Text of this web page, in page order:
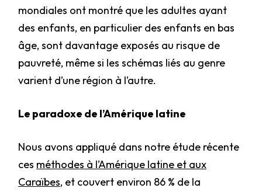
mondiales ont montré que les adultes ayant
des enfants, en particulier des enfants en bas
âge, sont davantage exposés au risque de
pauvreté, même si les schémas liés au genre
varient d’une région à l’autre.
Le paradoxe de l’Amérique latine
Nous avons appliqué dans notre étude récente
ces méthodes à l’Amérique latine et aux
Caraïbes, et couvert environ 86 % de la